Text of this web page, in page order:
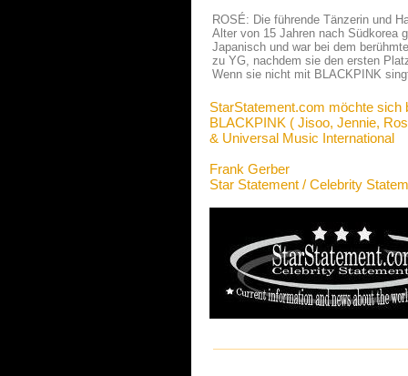
ROSÉ: Die führende Tänzerin und
Alter von 15 Jahren nach Südkorea
Japanisch und war bei dem
zu YG, nachdem sie den ersten
Wenn sie nicht mit BLACKPINK
StarStatement.com möchte sich
BLACKPINK ( Jisoo, Jennie,
& Universal Music International
Frank Gerber
Star Statement / Celebrity